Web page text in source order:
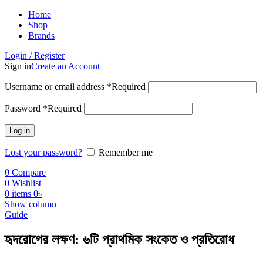
Home
Shop
Brands
Login / Register
Sign inCreate an Account
Username or email address *Required
Password *Required
Log in
Lost your password?
Remember me
0 Compare
0 Wishlist
0 items 0৳
Show column
Guide
হৃদরোগের লক্ষণ: ৬টি প্রাথমিক সংকেত ও প্রতিরোধ